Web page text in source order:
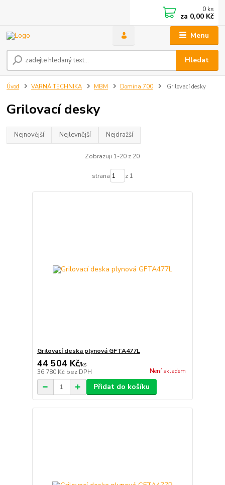
Menu
Hledat
0 ks
za 0,00 Kč
Úvod VARNÁ TECHNIKA MBM Domina 700 Grilovací desky
Grilovací desky
Nejnovější Nejlevnější Nejdražší
Zobrazuji 1-20 z 20
strana z 1
Grilovací deska plynová GFTA477L
44 504 Kč/ks
36 780 Kč bez DPH Není skladem
Přidat do košíku